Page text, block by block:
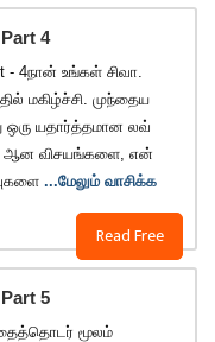
4
Read Free
- 4நான் உங்கள் சிவா.
மகிழ்ச்சி. முந்தைய
ஒரு யதார்த்தமான லவ்
ஆன விசயங்களை, என்
...மேலும் வாசிக்க
5
மூலம்